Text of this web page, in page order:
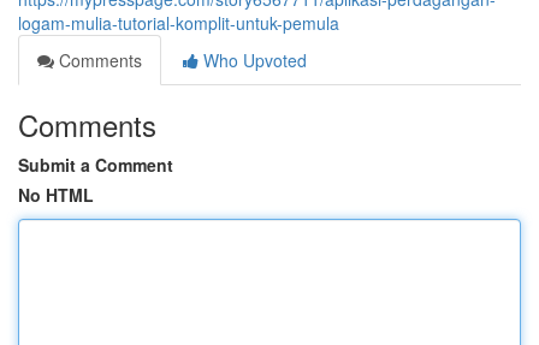
logam-mulia-tutorial-komplit-untuk-pemula
Comments
Who Upvoted
Comments
Submit a Comment
No HTML